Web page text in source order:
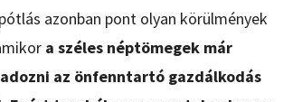
azonban pont olyan körülmények
a széles néptömegek már
az önfenntartó gazdálkodás